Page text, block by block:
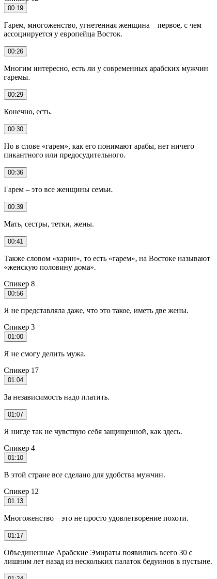
00:19
Гарем, многоженство, угнетенная женщина – первое, с чем
ассоциируется у европейца Восток.
00:26
Многим интересно, есть ли у современных арабских мужчин
гаремы.
00:29
Конечно, есть.
00:30
Но в слове «гарем», как его понимают арабы, нет ничего
пикантного или предосудительного.
00:36
Гарем – это все женщины семьи.
00:39
Мать, сестры, тетки, жены.
00:41
Также словом «харин», то есть «гарем», на Востоке называют
«женскую половину дома».
Спикер 8
00:56
Я не представляла даже, что это такое, иметь две жены.
Спикер 3
01:00
Я не смогу делить мужа.
Спикер 17
01:04
За независимость надо платить.
01:07
Я нигде так не чувствую себя защищенной, как здесь.
Спикер 4
01:10
В этой стране все сделано для удобства мужчин.
Спикер 12
01:13
Многоженство – это не просто удовлетворение похоти.
01:17
Объединенные Арабские Эмираты появились всего 30 с
лишним лет назад из нескольких палаток бедуинов в пустыне.